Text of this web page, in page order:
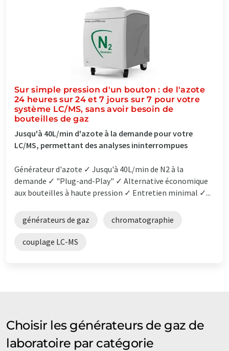
Sur simple pression d'un bouton : de l'azote
24 heures sur 24 et 7 jours sur 7 pour votre
système LC/MS, sans avoir besoin de
bouteilles de gaz
Jusqu'à 40L/min d'azote à la demande pour votre
LC/MS, permettant des analyses ininterrompues
Générateur d'azote ✓ Jusqu'à 40L/min de N2 à la
demande ✓ "Plug-and-Play" ✓ Alternative économique
aux bouteilles à haute pression ✓ Entretien minimal ✓...
générateurs de gaz chromatographie
couplage LC-MS
Choisir les générateurs de gaz de
laboratoire par catégorie